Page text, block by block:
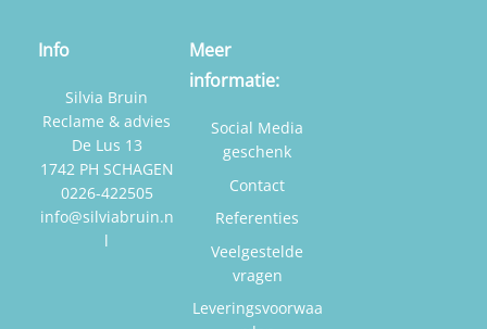
Info
Silvia Bruin
Reclame & advies
De Lus 13
1742 PH SCHAGEN
0226-422505
info@silviabruin.n
l
Meer
informatie:
Social Media
geschenk
Contact
Referenties
Veelgestelde
vragen
Leveringsvoorwaa